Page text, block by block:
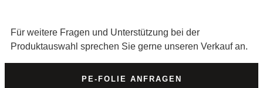
Für weitere Fragen und Unterstützung bei der
Produktauswahl sprechen Sie gerne unseren Verkauf an.
PE-FOLIE ANFRAGEN